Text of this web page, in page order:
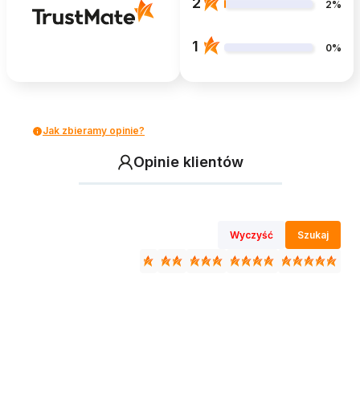
2%
1 0%
Jak zbieramy opinie?
Opinie klientów
Wyczyść Szukaj